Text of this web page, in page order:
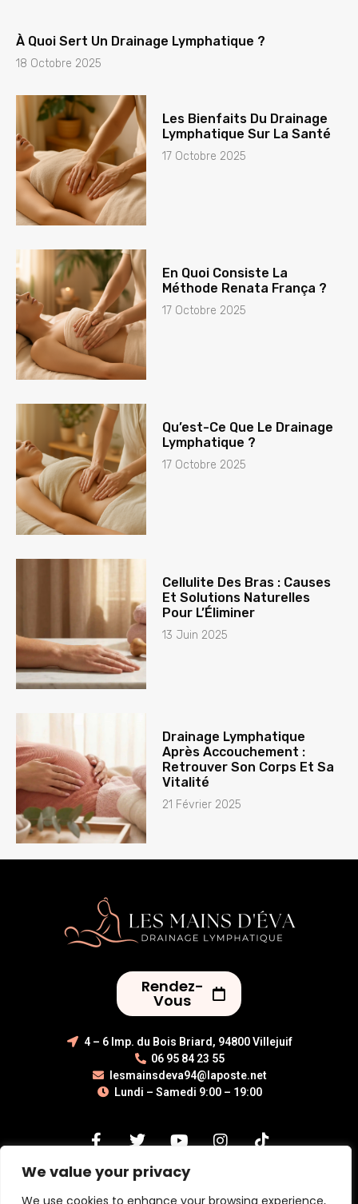
We value your privacy
We use cookies to enhance your browsing experience,
À Quoi Sert Un Drainage Lymphatique ?
18 Octobre 2025
Les Bienfaits Du Drainage
Lymphatique Sur La Santé
17 Octobre 2025
En Quoi Consiste La
Méthode Renata França ?
17 Octobre 2025
Qu’est-Ce Que Le Drainage
Lymphatique ?
17 Octobre 2025
Cellulite Des Bras : Causes
Et Solutions Naturelles
Pour L’Éliminer
13 Juin 2025
Drainage Lymphatique
Après Accouchement :
Retrouver Son Corps Et Sa
Vitalité
21 Février 2025
Rendez-
Vous
4 – 6 Imp. du Bois Briard, 94800 Villejuif
06 95 84 23 55
lesmainsdeva94@laposte.net
Lundi – Samedi 9:00 – 19:00
Copyright © 2026 Les Mains d'Eva | Tous droits réservés